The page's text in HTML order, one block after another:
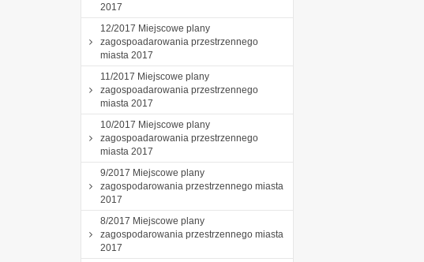
2017
12/2017 Miejscowe plany
zagospoadarowania przestrzennego
miasta 2017
11/2017 Miejscowe plany
zagospoadarowania przestrzennego
miasta 2017
10/2017 Miejscowe plany
zagospoadarowania przestrzennego
miasta 2017
9/2017 Miejscowe plany
zagospodarowania przestrzennego miasta
2017
8/2017 Miejscowe plany
zagospodarowania przestrzennego miasta
2017